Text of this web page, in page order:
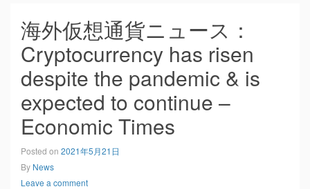
海外仮想通貨ニュース：
Cryptocurrency has risen
despite the pandemic & is
expected to continue –
Economic Times
Posted on 2021年5月21日
By News
Leave a comment